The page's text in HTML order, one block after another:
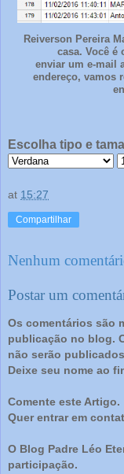
Reiverson Pereira
casa. Você é
enviar um e-mail
endereço, vamos
Escolha tipo e
at 15:27
Compartilhar
Nenhum
Postar um
Os comentários são
publicação no blog.
não serão
Deixe seu nome ao
Comente este Artigo.
Quer entrar em
O Blog Padre Léo
participação.